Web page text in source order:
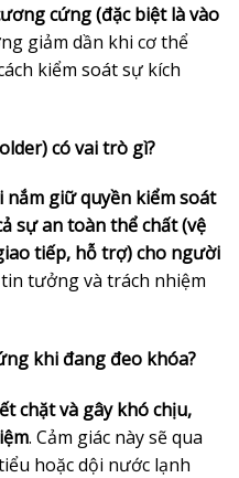
cứng (đặc biệt là vào
giảm dần khi cơ thể
kiểm soát sự kích
có vai trò gì?
giữ quyền kiểm soát
sự an toàn thể chất (vệ
tiếp, hỗ trợ) cho người
tưởng và trách nhiệm
khi đang đeo khóa?
chặt và gây khó chịu,
. Cảm giác này sẽ qua
hoặc dội nước lạnh